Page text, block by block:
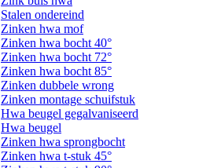
Stalen ondereind
Zinken hwa mof
Zinken hwa bocht 40°
Zinken hwa bocht 72°
Zinken hwa bocht 85°
Zinken dubbele wrong
Zinken montage schuifstuk
Hwa beugel gegalvaniseerd
Hwa beugel
Zinken hwa sprongbocht
Zinken hwa t-stuk 45°